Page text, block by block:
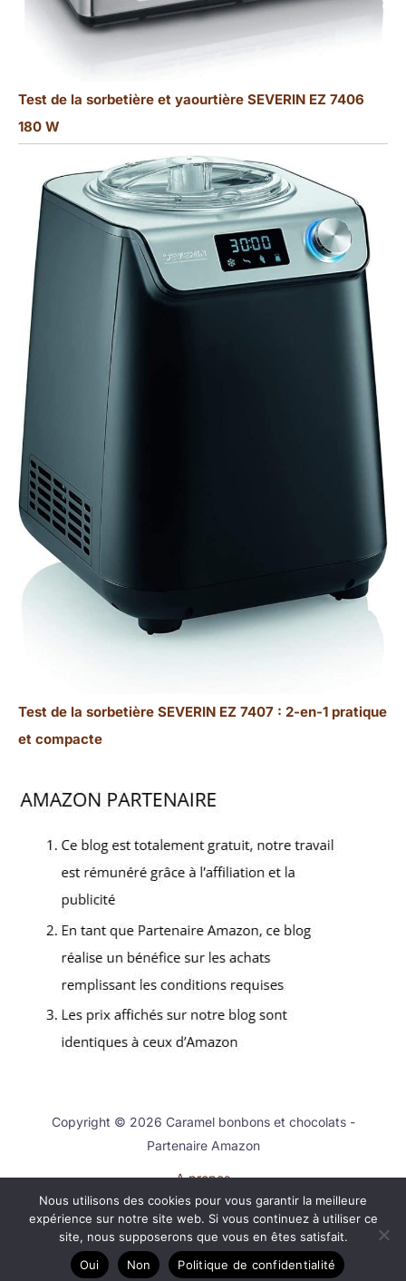
Test de la sorbetière et yaourtière SEVERIN EZ 7406
180 W
Test de la sorbetière SEVERIN EZ 7407 : 2-en-1 pratique
et compacte
Copyright © 2026 Caramel bonbons et chocolats -
Partenaire Amazon
A propos
Contact
Mentions légales
Politique de confidentialité
Nous utilisons des cookies pour vous garantir la meilleure
expérience sur notre site web. Si vous continuez à utiliser ce
site, nous supposerons que vous en êtes satisfait.
Oui
Non Politique de confidentialité